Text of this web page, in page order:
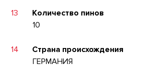
13
Количество пинов
10
14
Страна происхождения
ГЕРМАНИЯ